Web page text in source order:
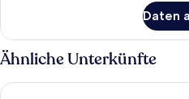
3 Schlafzimmer
(Wyndham,
Duplex)
Daten
Ähnliche Unterkünfte
Star Suites KLCC